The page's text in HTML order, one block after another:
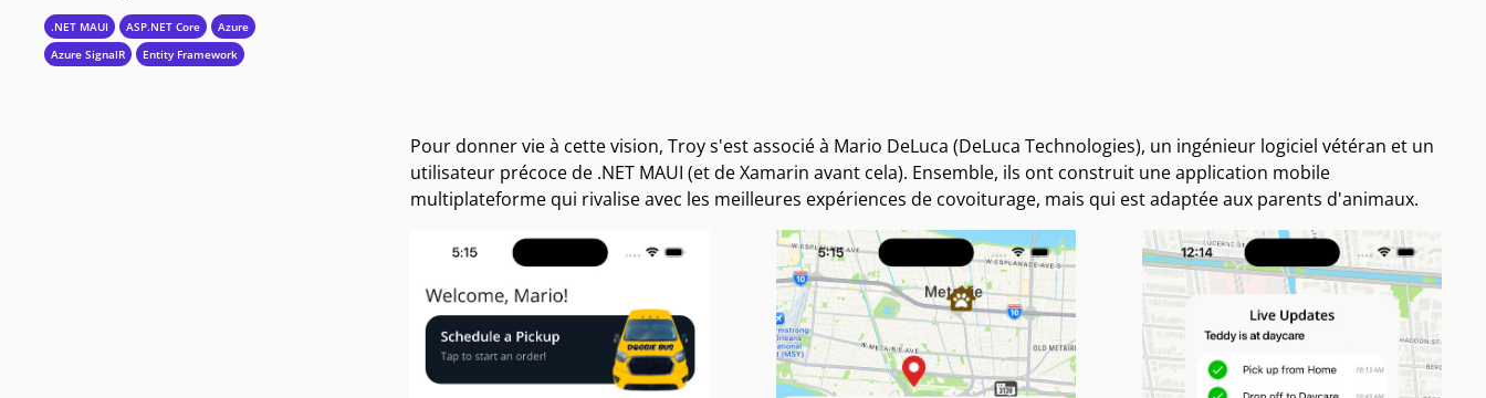
.NET MAUI ASP.NET Core
Azure
Azure SignalR
Entity Framework
Pour donner vie à cette vision, Troy s'est associé à Mario DeLuca (DeLuca Technologies), un ingénieur logiciel vétéran et un
utilisateur précoce de .NET MAUI (et de Xamarin avant cela). Ensemble, ils ont construit une application mobile
multiplateforme qui rivalise avec les meilleures expériences de covoiturage, mais qui est adaptée aux parents d'animaux.